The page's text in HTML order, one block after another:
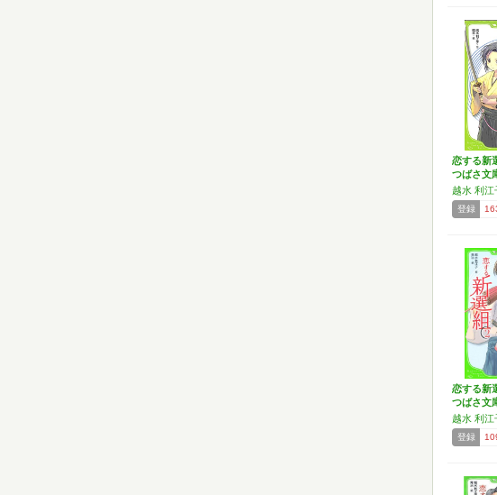
恋する新
つばさ文
越水 利江
登録
恋する新
つばさ文
越水 利江
登録